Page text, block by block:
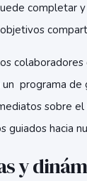
completar
programa de
sobre
guiados hacia
y